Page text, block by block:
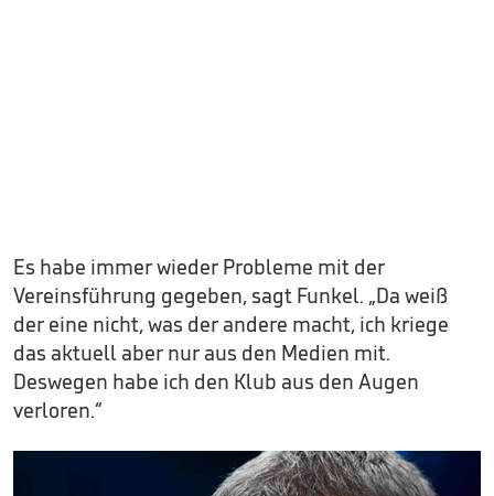
Es habe immer wieder Probleme mit der
Vereinsführung gegeben, sagt Funkel. „Da weiß
der eine nicht, was der andere macht, ich kriege
das aktuell aber nur aus den Medien mit.
Deswegen habe ich den Klub aus den Augen
verloren.“